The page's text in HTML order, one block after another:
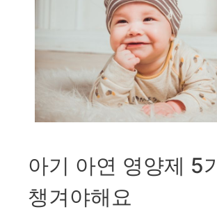
아기 아연 영양제 5
챙겨야해요